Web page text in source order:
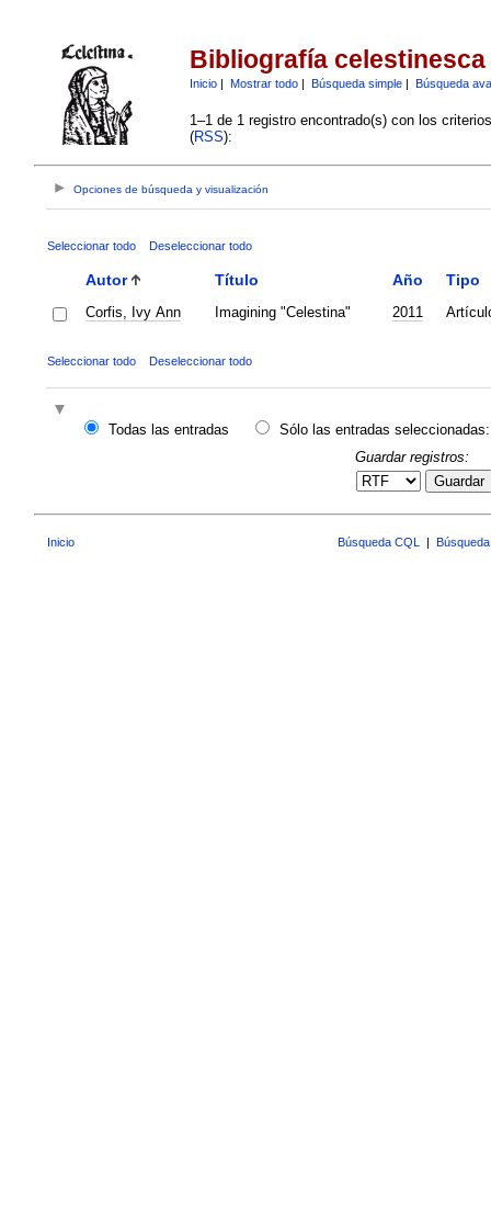
Bibliografía celestinesca
Inicio| Mostrar todo| Búsqueda simple| Búsqueda
1–1 de 1 registro encontrado(s) con los
(RSS):
Opciones de búsqueda y visualización
Seleccionar todo Deseleccionar todo
Autor Título Año Tipo
Corfis, Ivy Ann Imagining "Celestina" 2011
Seleccionar todo Deseleccionar todo
Todas las entradas
Sólo las entradas seleccionadas:
Guardar registros:
Guardar
Inicio Búsqueda CQL